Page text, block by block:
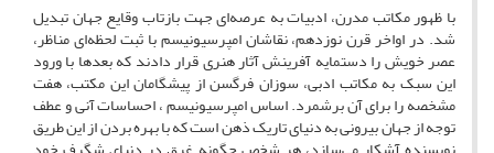
با ظهور مکاتب مدرن، ادبیات به عرصه‌ای جهت بازتاب وقایع جهان تبدیل
شد. در اواخر قرن نوزدهم، نقاشان امپرسیونیسم با ثبت لحظه‌ای مناظر،
عصر خویش را دستمایه آفرینش آثار هنری قرار دادند که بعدها با ورود
این سبک به مکاتب ادبی، سوزان فرگسن از پیشگامان این مکتب، هفت
مشخصه را برای آن بر‌شمرد. اساس امپرسیونیسم ، احساسات آنی و عطف
توجه از جهان بیرونی به دنیای تاریک ذهن است که با بهره بردن از این طریق